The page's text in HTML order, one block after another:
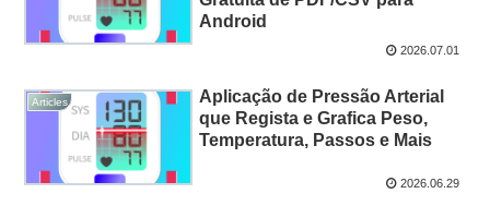
Android
2026.07.01
Articles
Aplicação de Pressão Arterial
que Regista e Grafica Peso,
Temperatura, Passos e Mais
2026.06.29